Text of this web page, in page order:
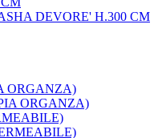
ORGANZA)